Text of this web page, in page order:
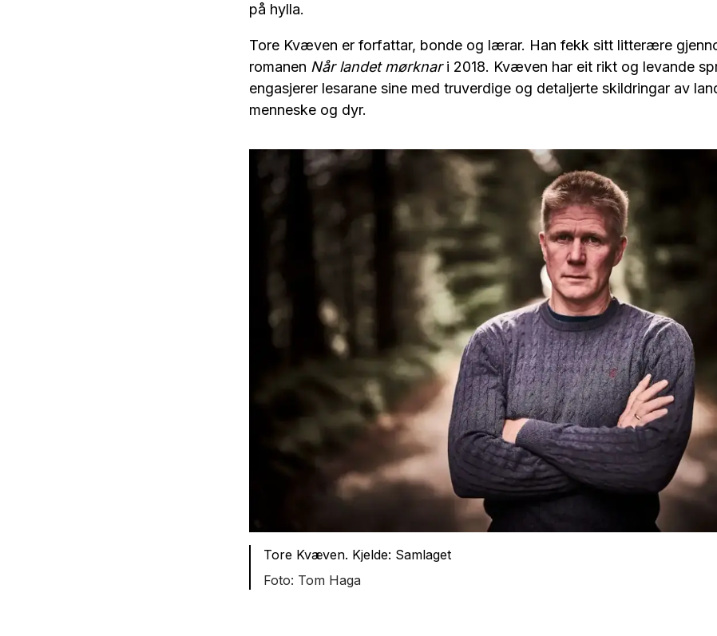
på hylla.
Tore Kvæven er forfattar, bonde og lærar. Han fekk sitt litterære
romanen Når landet mørknari 2018. Kvæven har eit rikt og levande
engasjerer lesarane sine med truverdige og detaljerte skildringar av
menneske og dyr.
Tore Kvæven. Kjelde: Samlaget
Tom Haga